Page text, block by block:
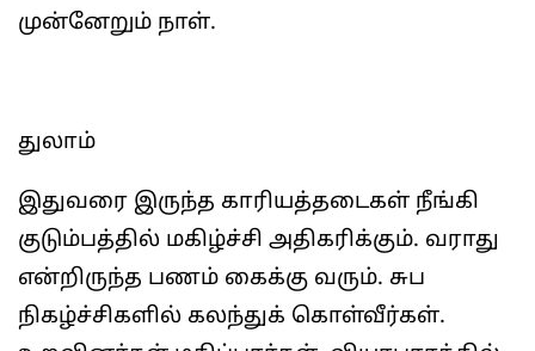
முன்னேறும் நாள்.
துலாம்
இதுவரை இருந்த காரியத்தடைகள் நீங்கி
குடும்பத்தில் மகிழ்ச்சி அதிகரிக்கும். வராது
என்றிருந்த பணம் கைக்கு வரும். சுப
நிகழ்ச்சிகளில் கலந்துக் கொள்வீர்கள்.